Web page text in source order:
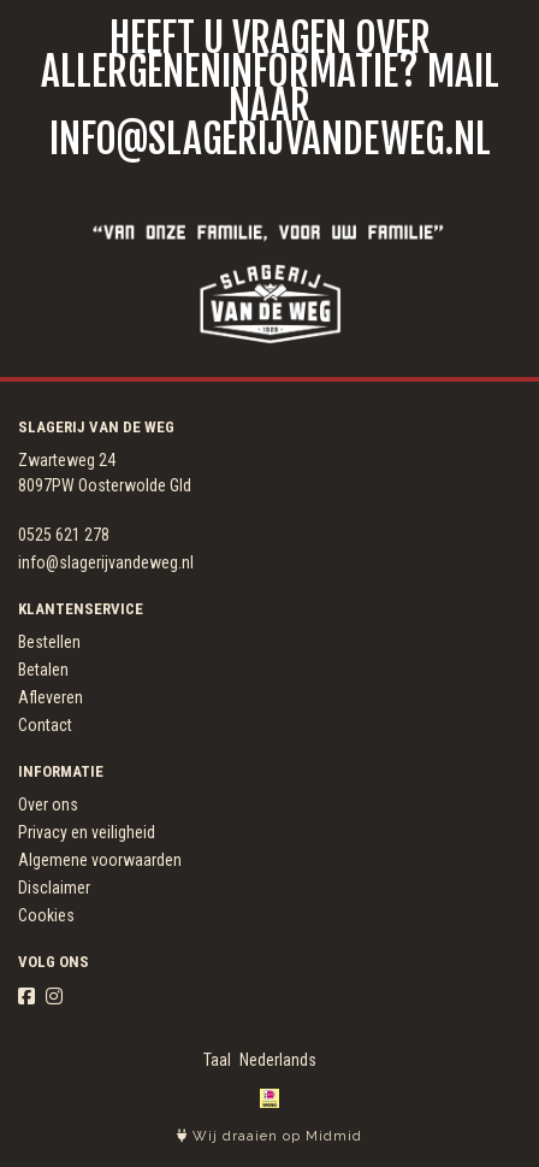
HEEFT U VRAGEN OVER
ALLERGENENINFORMATIE? MAIL
NAAR
INFO@SLAGERIJVANDEWEG.NL
SLAGERIJ VAN DE WEG
Zwarteweg 24
8097PW Oosterwolde Gld
0525 621 278
info@slagerijvandeweg.nl
KLANTENSERVICE
Bestellen
Betalen
Afleveren
Contact
INFORMATIE
Over ons
Privacy en veiligheid
Algemene voorwaarden
Disclaimer
Cookies
VOLG ONS
Taal
Wij draaien op Midmid